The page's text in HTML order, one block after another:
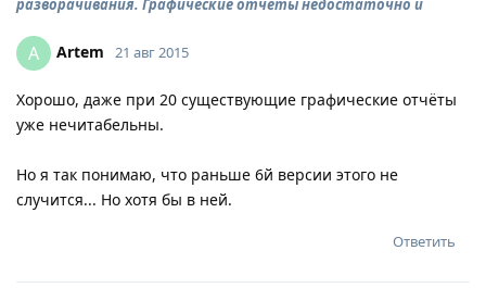
разворачивания. Графические отчеты недостаточно и
A Artem 21 авг 2015
Хорошо, даже при 20 существующие графические отчёты
уже нечитабельны.
Но я так понимаю, что раньше 6й версии этого не
случится... Но хотя бы в ней.
Ответить